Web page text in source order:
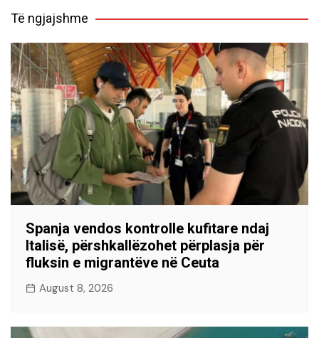
Të ngjajshme
Spanja vendos kontrolle kufitare ndaj
Italisë, përshkallëzohet përplasja për
fluksin e migrantëve në Ceuta
August 8, 2026